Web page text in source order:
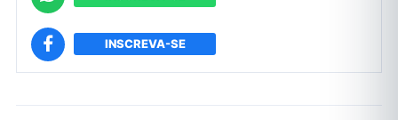
INSCREVA-SE